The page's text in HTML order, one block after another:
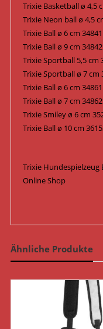
Trixie Basketball ø 4,5
Trixie Neon ball ø 4,5
Trixie Ball ø 6 cm
Trixie Ball ø 9 cm
Trixie Sportball 5,5 cm
Trixie Sportball ø 7 cm
Trixie Ball ø 6 cm
Trixie Ball ø 7 cm
Trixie Smiley ø 6 cm
Trixie Ball ø 10 cm
Trixie Hundespielzeug
Online Shop
Ähnliche Produkte